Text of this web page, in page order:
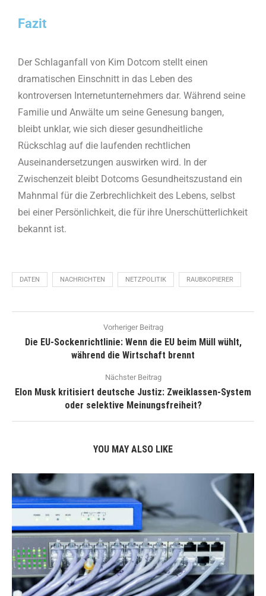
Fazit
Der Schlaganfall von Kim Dotcom stellt einen
dramatischen Einschnitt in das Leben des
kontroversen Internetunternehmers dar. Während seine
Familie und Anwälte um seine Genesung bangen,
bleibt unklar, wie sich dieser gesundheitliche
Rückschlag auf die laufenden rechtlichen
Auseinandersetzungen auswirken wird. In der
Zwischenzeit bleibt Dotcoms Gesundheitszustand ein
Mahnmal für die Zerbrechlichkeit des Lebens, selbst
bei einer Persönlichkeit, die für ihre Unerschütterlichkeit
bekannt ist.
DATEN NACHRICHTEN NETZPOLITIK RAUBKOPIERER
Vorheriger Beitrag
Die EU-Sockenrichtlinie: Wenn die EU beim Müll wühlt,
während die Wirtschaft brennt
Nächster Beitrag
Elon Musk kritisiert deutsche Justiz: Zweiklassen-System
oder selektive Meinungsfreiheit?
YOU MAY ALSO LIKE